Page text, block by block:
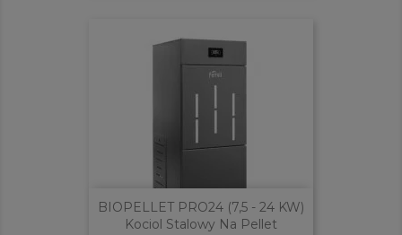
BIOPELLET PRO24 (7,5 - 24 KW)
Kociol Stalowy Na Pellet